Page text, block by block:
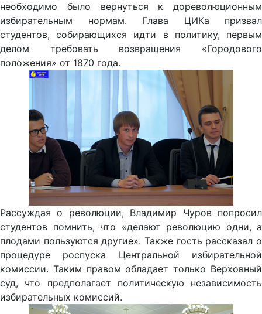
необходимо было вернуться к дореволюционным
избирательным нормам. Глава ЦИКа призвал
студентов, собирающихся идти в политику, первым
делом требовать возвращения «Городового
положения» от 1870 года.
Рассуждая о революции, Владимир Чуров попросил
студентов помнить, что «делают революцию одни, а
плодами пользуются другие». Также гость рассказал о
процедуре роспуска Центральной избирательной
комиссии. Таким правом обладает только Верховный
суд, что предполагает политическую независимость
избирательных комиссий.